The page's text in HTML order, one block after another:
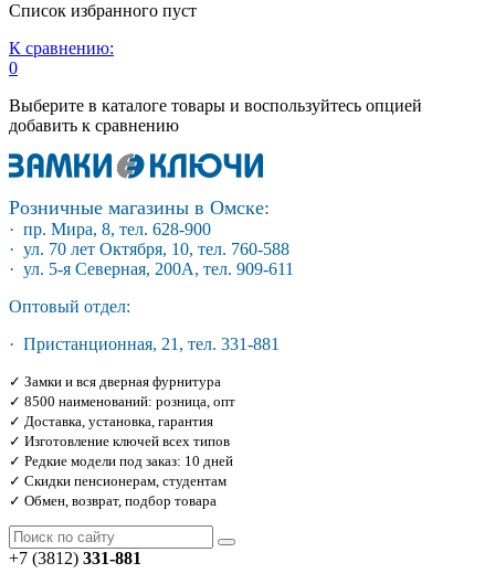
Список избранного пуст
К сравнению:
0
Выберите в каталоге товары и воспользуйтесь опцией
добавить к сравнению
Розничные магазины в Омске:
· пр. Мира, 8, тел. 628-900
· ул. 70 лет Октября, 10, тел. 760-588
· ул. 5-я Северная, 200А, тел. 909-611
Оптовый отдел:
· Пристанционная, 21, тел. 331-881
✓ Замки и вся дверная фурнитура
✓ 8500 наименований: розница, опт
✓ Доставка, установка, гарантия
✓ Изготовление ключей всех типов
✓ Редкие модели под заказ: 10 дней
✓ Скидки пенсионерам, студентам
✓ Обмен, возврат, подбор товара
+7 (3812) 331-881